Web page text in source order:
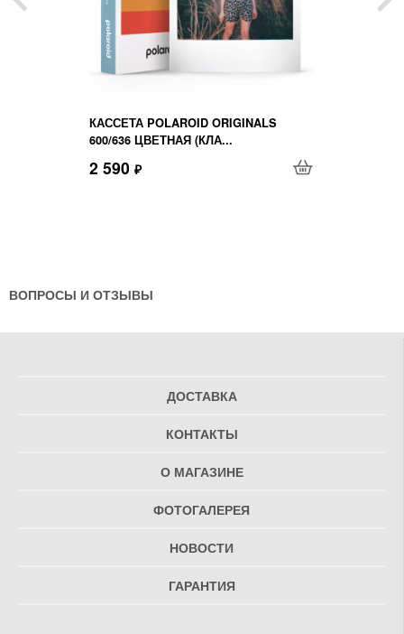
КАССЕТА POLAROID ORIGINALS
600/636 ЦВЕТНАЯ (КЛА...
2 590₽
ВОПРОСЫ И ОТЗЫВЫ
ДОСТАВКА
КОНТАКТЫ
О МАГАЗИНЕ
ФОТОГАЛЕРЕЯ
НОВОСТИ
ГАРАНТИЯ